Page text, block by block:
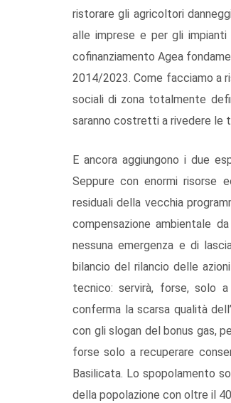
ristorare gli agricoltori
alle imprese e per gli
cofinanziamento Agea
2014/2023. Come facciamo a
sociali di zona totalmente
saranno costretti a rivedere le
E ancora aggiungono i due
Seppure con enormi risorse
residuali della vecchia
compensazione ambientale
nessuna emergenza e di
bilancio del rilancio delle
tecnico: servirà, forse, solo
conferma la scarsa qualità
con gli slogan del bonus gas,
forse solo a recuperare
Basilicata. Lo spopolamento
della popolazione con oltre il